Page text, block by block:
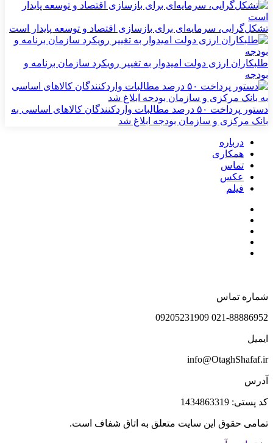
تشکل‌گرایی، سرمایه‌ای برای بازسازی اقتصاد و توسعه پایدار است
طلبکاران ارزی دولت امیدوار به تغییر رویکرد سازمان برنامه و
بودجه
دستور پرداخت ۵۰ درصد مطالبات واردکنندگان کالاهای اساسی به
بانک مرکزی و سازمان بودجه ابلاغ شد
درباره
همکاری
تماس
عکس
فیلم
شماره تماس
021-88886952 09205231909
ایمیل
info@OtaghShafaf.ir
آدرس
کد پستی: 1434863319
تمامی حقوق این سایت متعلق به اتاق شفاف است.